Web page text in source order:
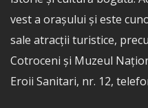
vest a orașului și este
sale atracții turistice,
Cotroceni și Muzeul
Eroii Sanitari, nr. 12,